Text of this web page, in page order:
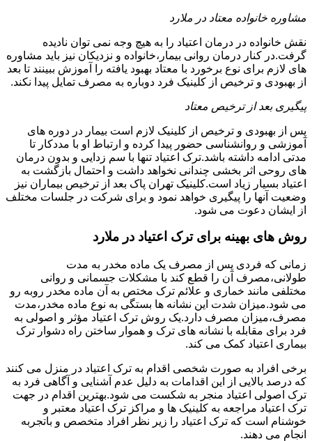
مشاوره خانواده معتاد در ملارد
نقش خانواده در درمان اعتیاد را به هیچ وجه نمی توان نادیده
گرفت.در کنار درمان روانی بیمار،خانواده و نزدیکان نیز باید مشاوره
های لازم برای نوع برخورد با معتاد بهبود یافته را آموزش ببینند تا بعد
از بهبودی و ترخیص از کلینیک فرد دوباره به مصرف تمایل پیدا نکند.
پیگیری بعد از ترخیص معتاد
پس از بهبودی و ترخیص از کلینیک لازم است بیمار در دوره های
آموزشی و روانشناسی حضور پیدا کرده و ارتباط او با مددکار تا
مدتی ادامه داشته باشد.ترک اعتیاد تنها با سم زدایی و بدون درمان
های روحی اثر بخشی چندانی نخواهد داشت و احتمال بازگشت به
اعتیاد بسیار زیاد است.کلینیک تهران پاک بعد از ترخیص بیماران نیز
وضعیت آنها را پیگیری خواهد نمود و برای شرکت در جلسات مختلف
از ایشان دعوت می شود.
روش های بهینه برای ترک اعتیاد در ملارد
زمانی که فردی پس از مصرف یک ماده مخدر به مدت
طولانی،مصرف آن را قطع کند با مشکلات جسمانی و روانی
مختلفی مانند خماری و علائم ترک مختص به آن ماده مخدر روبه رو
می شود.میزان شدت این نشانه ها بستگی به نوع ماده مخدر،مدت
مصرف،میزان مصرف دارد.یک روش ترک اعتیاد مؤثر و اصولی به
فرد برای مقابله با نشانه های ترک و هموار ساختن راه دشوار ترک
بیماری اعتیاد کمک می کند.
برخی افراد به صورت شخصی اقدام به ترک اعتیاد در منزل می کنند
که درصد بالایی از این اقدامات به دلیل عدم آشنایی و آگاهی فرد به
ترک اصولی اعتیاد منجر به شکست می شود.بهترین اقدام در جهت
ترک اعتیاد مراجعه به کلینیک ها و مراکز ترک اعتیاد معتبر و
خوشنام است که ترک اعتیاد را زیر نظر افراد متخصص و باتجربه
انجام می دهند.